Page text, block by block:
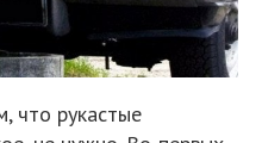
что рукастые